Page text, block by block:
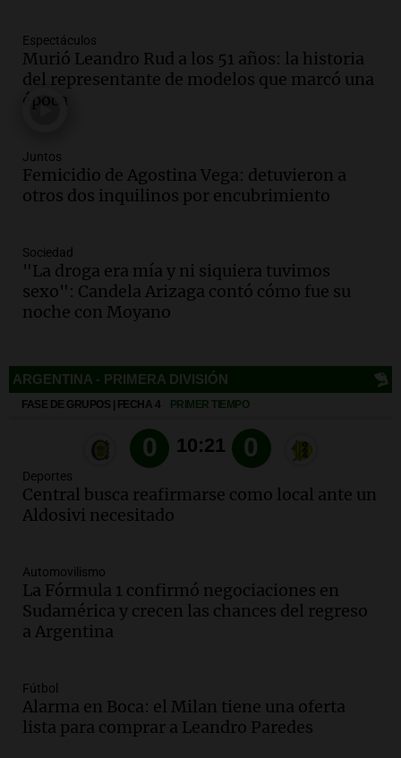
Episodios
Audio.Se registra inusual nevada en
Zapala, Neuquén, con más de mil
Episodios
Audio.Controversia en el peronismo
Panorama Federal
Episodios
Audio.Mateo Bouniba, joven de Villa
María, necesita un trasplante de médula
Episodios
en Córdoba pidiendo pan, paz y trabajo
Viva la Radio
Episodios
Audio.Día Internacional de la Cerveza:
Viva la Radio
Episodios
Audio.Tucumán enfrenta un equilibrio
financiero precario debido a la caída del
Panorama Federal
Episodios
Audio.La calidad del empleo en
Espectáculos
Murió Leandro Rud a los 51 años: la historia
del representante de modelos que marcó una
época
Juntos
Femicidio de Agostina Vega: detuvieron a
otros dos inquilinos por encubrimiento
Sociedad
"La droga era mía y ni siquiera tuvimos
sexo": Candela Arizaga contó cómo fue su
noche con Moyano
Deportes
Deportes
Central busca reafirmarse como local ante un
Aldosivi necesitado
Automovilismo
La Fórmula 1 confirmó negociaciones en
Sudamérica y crecen las chances del regreso
a Argentina
Fútbol
Alarma en Boca: el Milan tiene una oferta
lista para comprar a Leandro Paredes